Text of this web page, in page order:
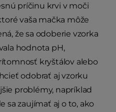
príčinu krvi v moči
vaša mačka môže
že sa odoberie vzorka
hodnota pH,
kryštálov alebo
odobrať aj vzorku
problémy, napríklad
sa zaujímať aj o to, ako